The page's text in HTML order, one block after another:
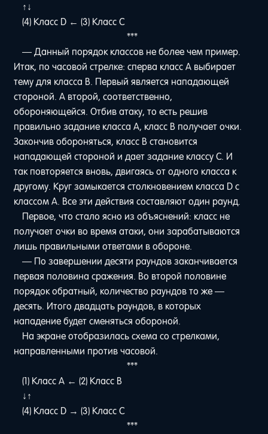
ㅤㅤㅤ↑ㅤㅤㅤㅤㅤ↓
(4) Класс D ← (3) Класс C
***
— Данный порядок классов не более чем пример.
Итак, по часовой стрелке: сперва класс A выбирает
тему для класса B. Первый является нападающей
стороной. А второй, соответственно,
обороняющейся. Отбив атаку, то есть решив
правильно задание класса A, класс B получает очки.
Закончив обороняться, класс B становится
нападающей стороной и дает задание классу C. И
так повторяется вновь, двигаясь от одного класса к
другому. Круг замыкается столкновением класса D с
классом A. Все эти действия составляют один раунд.
Первое, что стало ясно из объяснений: класс не
получает очки во время атаки, они зарабатываются
лишь правильными ответами в обороне.
— По завершении десяти раундов заканчивается
первая половина сражения. Во второй половине
порядок обратный, количество раундов то же —
десять. Итого двадцать раундов, в которых
нападение будет сменяться обороной.
На экране отобразилась схема со стрелками,
направленными против часовой.
***
(1) Класс A ← (2) Класс B
ㅤㅤㅤ↓ㅤㅤㅤㅤㅤ↑
(4) Класс D → (3) Класс C
***